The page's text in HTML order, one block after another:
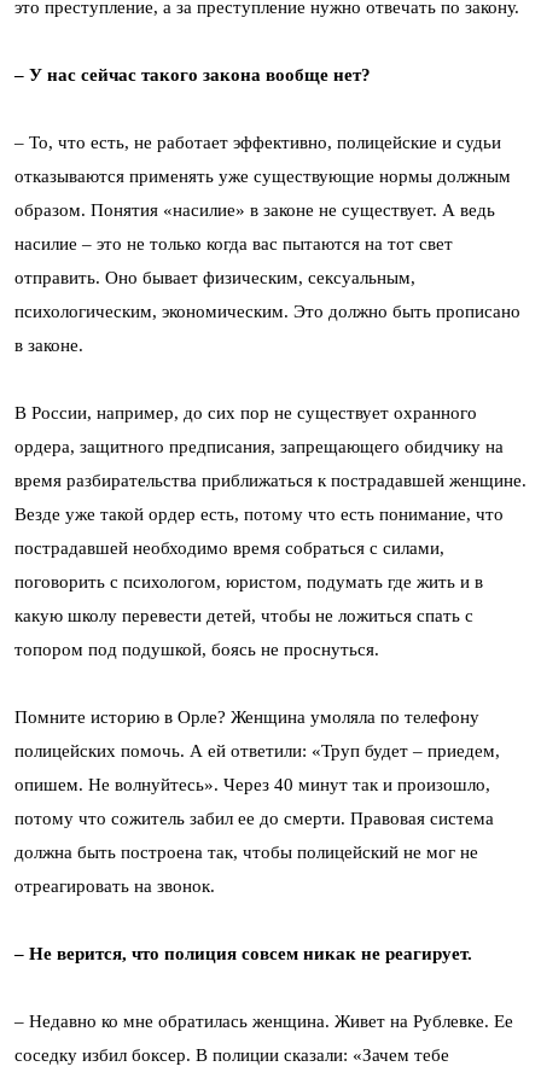
это преступление, а за преступление нужно отвечать по закону.
– У нас сейчас такого закона вообще нет?
– То, что есть, не работает эффективно, полицейские и судьи
отказываются применять уже существующие нормы должным
образом. Понятия «насилие» в законе не существует. А ведь
насилие – это не только когда вас пытаются на тот свет
отправить. Оно бывает физическим, сексуальным,
психологическим, экономическим. Это должно быть прописано
в законе.
В России, например, до сих пор не существует охранного
ордера, защитного предписания, запрещающего обидчику на
время разбирательства приближаться к пострадавшей женщине.
Везде уже такой ордер есть, потому что есть понимание, что
пострадавшей необходимо время собраться с силами,
поговорить с психологом, юристом, подумать где жить и в
какую школу перевести детей, чтобы не ложиться спать с
топором под подушкой, боясь не проснуться.
Помните историю в Орле? Женщина умоляла по телефону
полицейских помочь. А ей ответили: «Труп будет – приедем,
опишем. Не волнуйтесь». Через 40 минут так и произошло,
потому что сожитель забил ее до смерти. Правовая система
должна быть построена так, чтобы полицейский не мог не
отреагировать на звонок.
– Не верится, что полиция совсем никак не реагирует.
– Недавно ко мне обратилась женщина. Живет на Рублевке. Ее
соседку избил боксер. В полиции сказали: «Зачем тебе